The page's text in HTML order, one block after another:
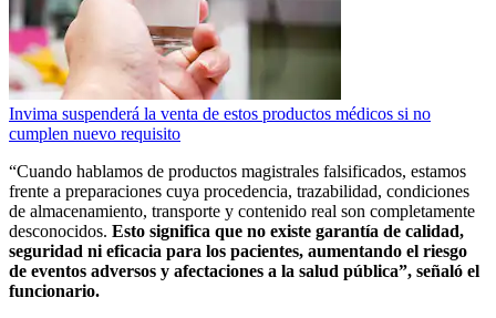
Invima suspenderá la venta de estos productos médicos si no
cumplen nuevo requisito
“Cuando hablamos de productos magistrales falsificados, estamos
frente a preparaciones cuya procedencia, trazabilidad, condiciones
de almacenamiento, transporte y contenido real son completamente
desconocidos. Esto significa que no existe garantía de calidad,
seguridad ni eficacia para los pacientes, aumentando el riesgo
de eventos adversos y afectaciones a la salud pública”, señaló el
funcionario.